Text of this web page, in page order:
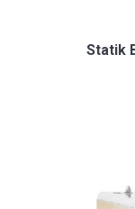
Statik